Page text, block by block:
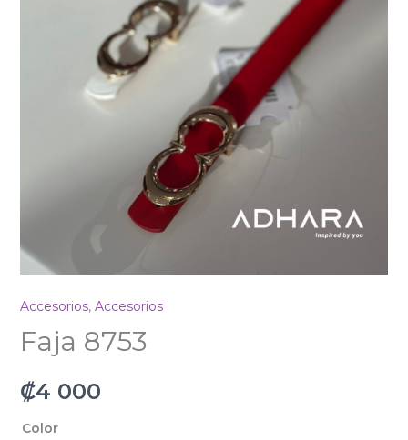
Accesorios, Accesorios
Faja 8753
₡4 000
Color